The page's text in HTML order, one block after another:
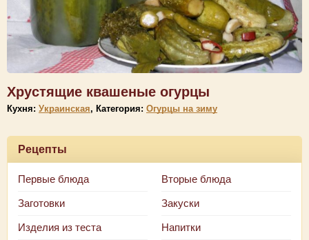
Хрустящие квашеные огурцы
Кухня: Украинская, Категория: Огурцы на зиму
Рецепты
Первые блюда Вторые блюда
Заготовки Закуски
Изделия из теста Напитки